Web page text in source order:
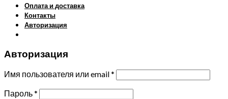
Оплата и доставка
Контакты
Авторизация
Авторизация
Имя пользователя или email*
Пароль*